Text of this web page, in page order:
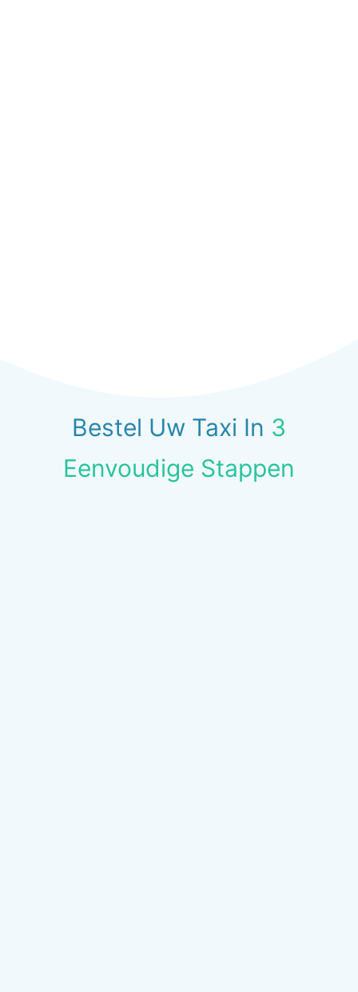
Bestel Uw Taxi In 3
Eenvoudige Stappen